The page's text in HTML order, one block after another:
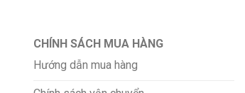
CHÍNH SÁCH MUA HÀNG
Hướng dẫn mua hàng